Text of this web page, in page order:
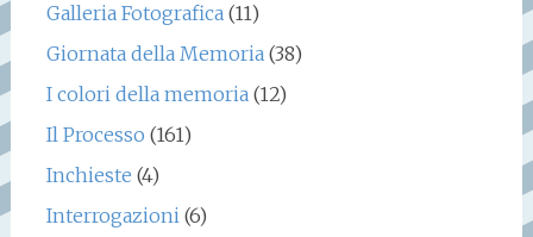
Galleria Fotografica(11)
Giornata della Memoria(38)
I colori della memoria(12)
Il Processo (161)
Inchieste (4)
Interrogazioni(6)